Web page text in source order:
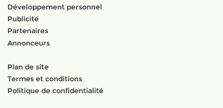
Développement personnel
Publicité
Partenaires
Annonceurs
Plan de site
Termes et conditions
Politique de confidentialité